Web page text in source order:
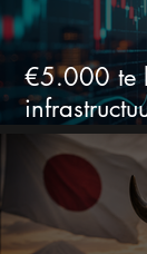
€5.000 te
in de